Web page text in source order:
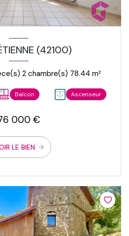
(42100)
Appartement 3 pièce(s) 2 chambre(s) 78.44 m²
Balcon Ascenseur
000 €
LE BIEN